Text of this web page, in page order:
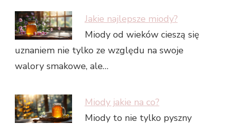
Jakie najlepsze miody?
Miody od wieków cieszą się
uznaniem nie tylko ze względu na swoje
walory smakowe, ale…
Miody jakie na co?
Miody to nie tylko pyszny